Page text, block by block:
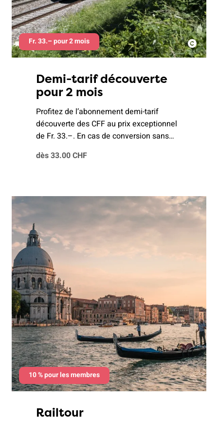
Fr. 33.– pour 2 mois
Demi-tarif découverte
pour 2 mois
Profitez de l’abonnement demi-tarif
découverte des CFF au prix exceptionnel
de Fr. 33.–. En cas de conversion sans
annuel, le montant de Fr. 33.– sera
dès 33.00 CHF
10 % pour les membres
Railtour